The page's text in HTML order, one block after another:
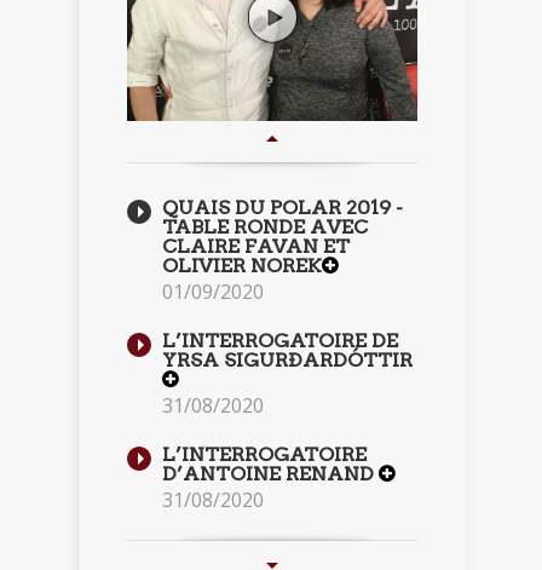
QUAIS DU POLAR 2019 -
TABLE RONDE AVEC
CLAIRE FAVAN ET
OLIVIER NOREK
01/09/2020
L’INTERROGATOIRE DE
YRSA SIGURÐARDÓTTIR
31/08/2020
L’INTERROGATOIRE
D’ANTOINE RENAND
31/08/2020